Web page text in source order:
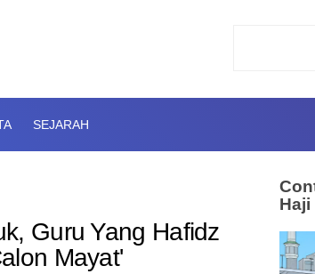
SEJARAH
Guru Yang Hafidz
Mayat'
Haji